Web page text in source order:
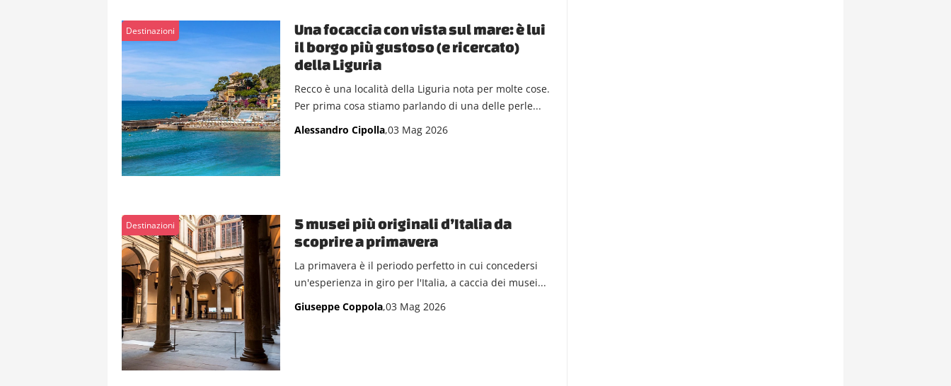
Destinazioni
Una focaccia con vista sul mare: è lui
il borgo più gustoso (e ricercato)
della Liguria
Recco è una località della Liguria nota per molte cose.
Per prima cosa stiamo parlando di una delle perle...
Alessandro Cipolla,03 Mag 2026
Destinazioni
5 musei più originali d’Italia da
scoprire a primavera
La primavera è il periodo perfetto in cui concedersi
un'esperienza in giro per l'Italia, a caccia dei musei...
Giuseppe Coppola,03 Mag 2026